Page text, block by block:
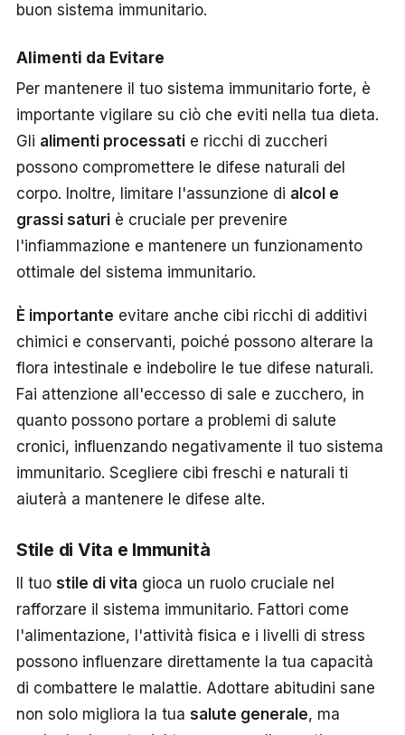
buon sistema immunitario.
Alimenti da Evitare
Per mantenere il tuo sistema immunitario forte, è
importante vigilare su ciò che eviti nella tua dieta.
Gli alimenti processatie ricchi di zuccheri
possono compromettere le difese naturali del
corpo. Inoltre, limitare l'assunzione di alcol e
grassi saturiè cruciale per prevenire
l'infiammazione e mantenere un funzionamento
ottimale del sistema immunitario.
È importante evitare anche cibi ricchi di additivi
chimici e conservanti, poiché possono alterare la
flora intestinale e indebolire le tue difese naturali.
Fai attenzione all'eccesso di sale e zucchero, in
quanto possono portare a problemi di salute
cronici, influenzando negativamente il tuo sistema
immunitario. Scegliere cibi freschi e naturali ti
aiuterà a mantenere le difese alte.
Stile di Vita e Immunità
Il tuo stile di vita gioca un ruolo cruciale nel
rafforzare il sistema immunitario. Fattori come
l'alimentazione, l'attività fisica e i livelli di stress
possono influenzare direttamente la tua capacità
di combattere le malattie. Adottare abitudini sane
non solo migliora la tua salute generale, ma